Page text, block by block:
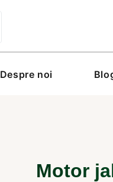
Despre noi
Motor